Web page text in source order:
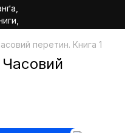
перетин. Книга 1